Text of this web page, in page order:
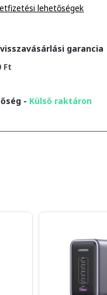
lehetőségek
garancia
Ft
- Külső raktáron